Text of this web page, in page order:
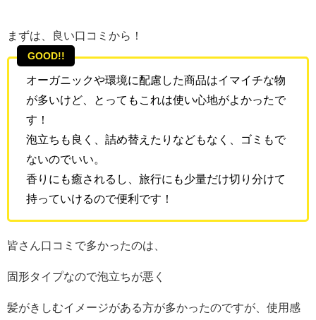
まずは、良い口コミから！
GOOD!!
オーガニックや環境に配慮した商品はイマイチな物
が多いけど、とってもこれは使い心地がよかったで
す！
泡立ちも良く、詰め替えたりなどもなく、ゴミもで
ないのでいい。
香りにも癒されるし、旅行にも少量だけ切り分けて
持っていけるので便利です！
皆さん口コミで多かったのは、
固形タイプなので泡立ちが悪く
髪がきしむイメージがある方が多かったのですが、使用感